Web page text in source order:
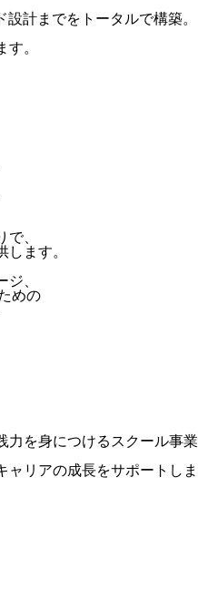
計までをトータルで構築。
。
、
ます。
、
めの
力を身につけるスクール事業
ャリアの成長をサポートしま